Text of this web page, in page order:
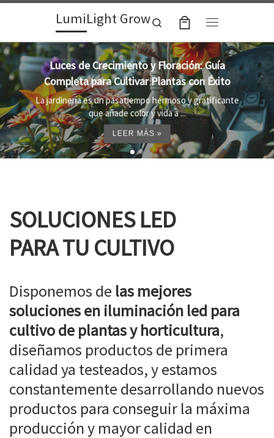
Skip to contentLumiLight Grow
Search
Lámparas para indoor: la clave para un
crecimiento óptimo de tus plantas
Al cultivar plantas en el interior, es importante
proporcionar el entorno adecuado ...
LEER MÁS »
SOLUCIONES LED
PARA TU CULTIVO
Disponemos de las mejores
soluciones en iluminación led para
cultivo de plantas y horticultura,
diseñamos productos de primera
calidad ya testeados, y estamos
constantemente desarrollando nuevos
productos para conseguir la máxima
producción y mayor calidad en